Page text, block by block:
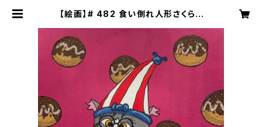
【絵画】# 482 食い倒れ人形さくら |